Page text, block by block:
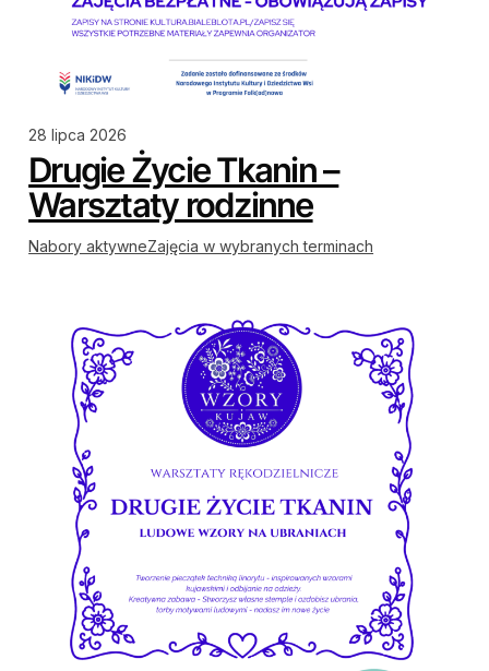
28 lipca 2026
Drugie Życie Tkanin –
Warsztaty rodzinne
Nabory aktywneZajęcia w wybranych terminach